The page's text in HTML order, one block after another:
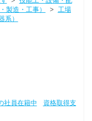
製造・工事） > 工場
系）
社員在籍中
資格取得支